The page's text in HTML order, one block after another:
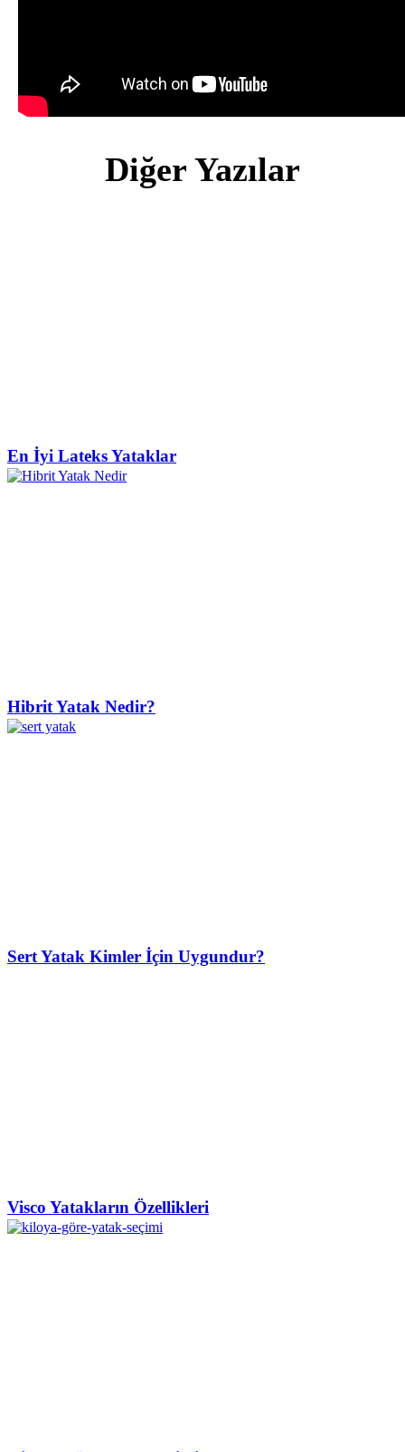
Diğer Yazılar
En İyi Lateks Yataklar
Hibrit Yatak Nedir?
Sert Yatak Kimler İçin Uygundur?
Visco Yatakların Özellikleri